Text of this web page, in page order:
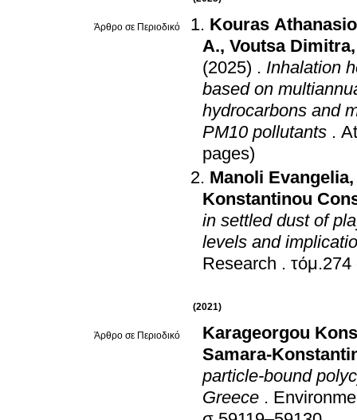
Άρθρο σε Περιοδικό
Kouras
A., Voutsa Dimitra
(2025) . Inhalation
based on
hydrocarbons and
PM10 pollutants .
pages)
Manoli Evangelia
Konstantinou
in settled dust of
levels and
Research .
(2021)
Άρθρο σε Περιοδικό
Karageorgou
Samara-
particle-bound
Greece .